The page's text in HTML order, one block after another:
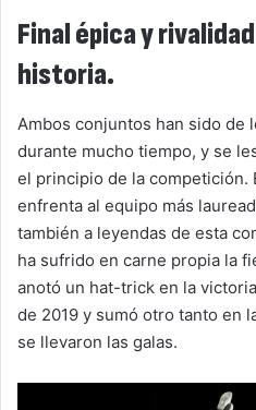
Final épica y
historia.
Ambos conjuntos han sido de
durante mucho tiempo, y se
el principio de la competición.
enfrenta al equipo más
también a leyendas de esta
ha sufrido en carne propia la
anotó un hat-trick en la
de 2019 y sumó otro tanto en
se llevaron las galas.